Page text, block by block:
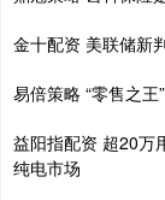
金十配资 美联储新
易倍策略 “零售之
益阳指配资 超20万
纯电市场